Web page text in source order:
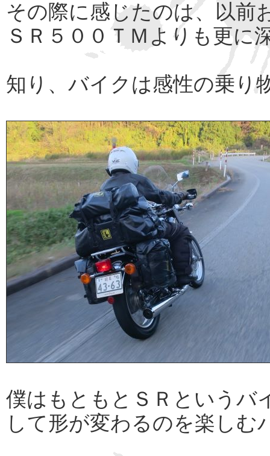
その際に感じたのは、以前
ＳＲ５００ＴＭよりも更に
知り、バイクは感性の乗り
僕はもともとＳＲというバ
して形が変わるのを楽し